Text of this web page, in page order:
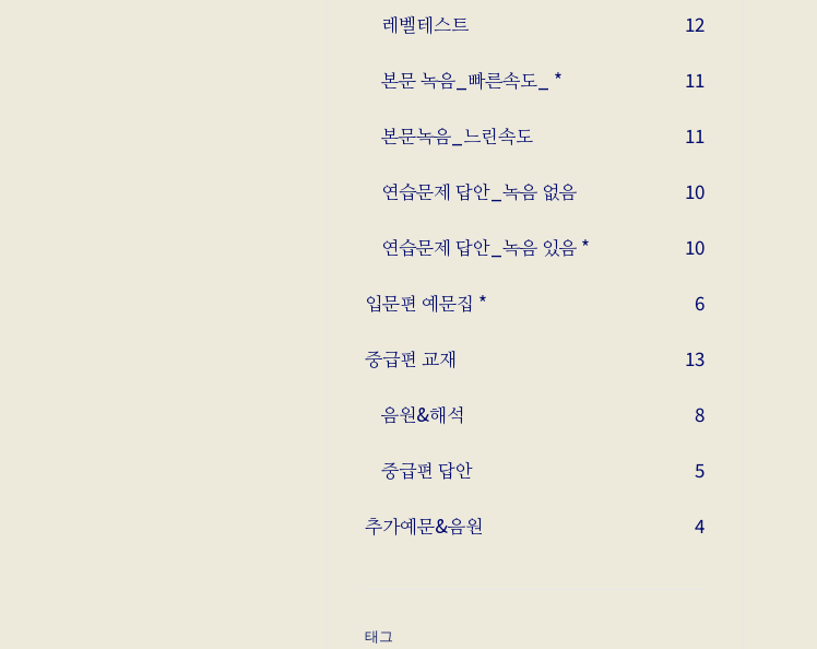
레벨테스트 12
본문 녹음_빠른속도_ * 11
본문녹음_느린속도 11
연습문제 답안_녹음 없음 10
연습문제 답안_녹음 있음 * 10
입문편 예문집 * 6
중급편 교재 13
음원&해석 8
중급편 답안 5
추가예문&음원 4
태그